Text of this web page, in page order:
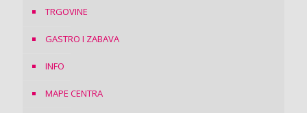
TRGOVINE
GASTRO I ZABAVA
INFO
MAPE CENTRA